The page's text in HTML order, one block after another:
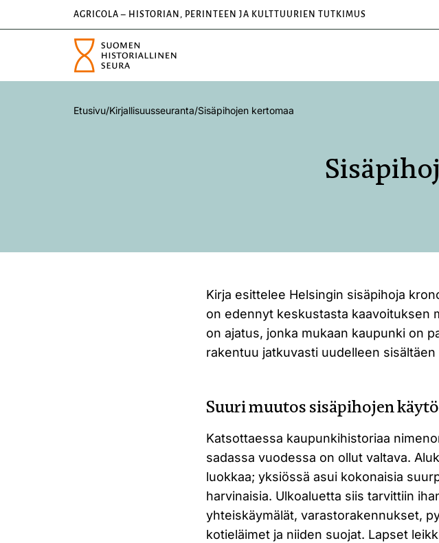
AGRICOLA – HISTORIAN, PERINTEEN JA KULTTUURIEN TUTKIMUS
Etusivu/Kirjallisuusseuranta/Sisäpihojen kertomaa
Kirja esittelee Helsingin sisäpihoja
on edennyt keskustasta kaavoituksen
on ajatus, jonka mukaan kaupunki on
rakentuu jatkuvasti uudelleen
Suuri muutos sisäpihojen
Katsottaessa kaupunkihistoriaa
sadassa vuodessa on ollut valtava.
luokkaa; yksiössä asui kokonaisia
harvinaisia. Ulkoaluetta siis tarvittiin
yhteiskäymälät, varastorakennukset,
kotieläimet ja niiden suojat. Lapset